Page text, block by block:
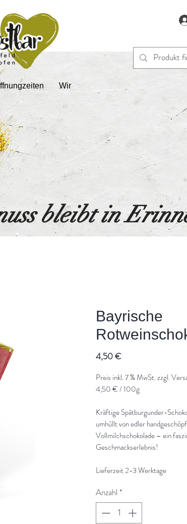
Wir
bleibt in
Bayrische
4,50 €Preis
Preis inkl. 7 % MwSt. zzgl.
4,50 € / 100g
Kräftige Spätburgunder-
umhüllt von edler
Vollmilchschokolade – ein
Geschmackserlebnis!
Lieferzeit 2-3 Werktage
Anzahl *